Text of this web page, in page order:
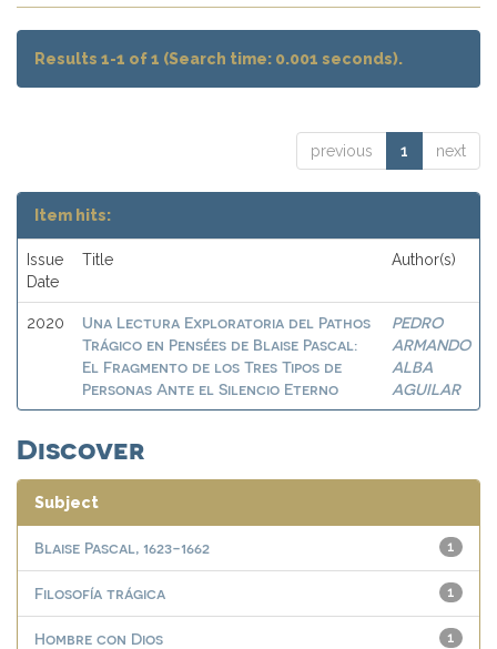
Results 1-1 of 1 (Search time: 0.001 seconds).
previous 1 next
Item hits:
Issue
Date
Title Author(s)
2020
Una Lectura Exploratoria del Pathos
Trágico en Pensées de Blaise Pascal:
El Fragmento de los Tres Tipos de
Personas Ante el Silencio Eterno
PEDRO
ARMANDO
ALBA
AGUILAR
Discover
Subject
1
Blaise Pascal, 1623-1662
1
Filosofía trágica
1
Hombre con Dios